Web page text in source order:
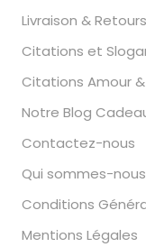
Livraison & Retours
Citations et
Citations Amour
Notre Blog
Contactez-nous
Qui sommes-
Conditions
Mentions Légales